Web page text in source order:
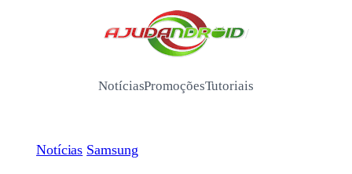
/
NotíciasPromoçõesTutoriais
Notícias Samsung